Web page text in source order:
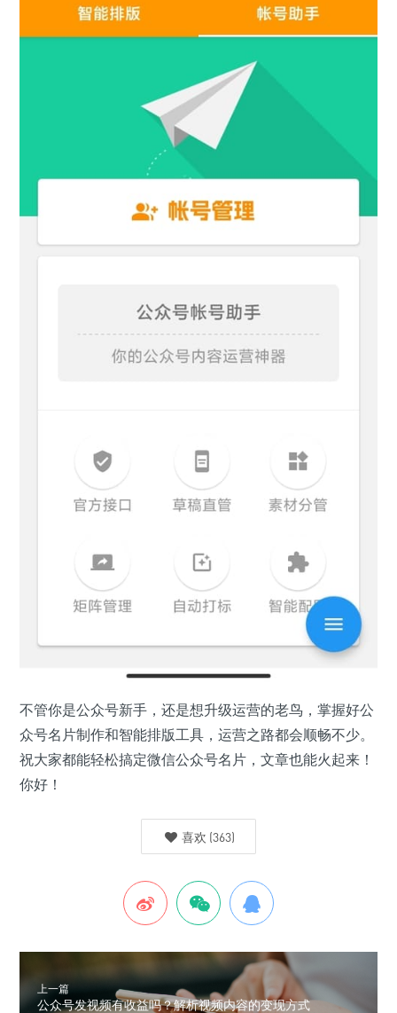
不管你是公众号新手，还是想升级运营的老鸟，掌握好公
众号名片制作和智能排版工具，运营之路都会顺畅不少。
祝大家都能轻松搞定微信公众号名片，文章也能火起来！
你好！
喜欢 (363)
上一篇
公众号发视频有收益吗？解析视频内容的变现方式